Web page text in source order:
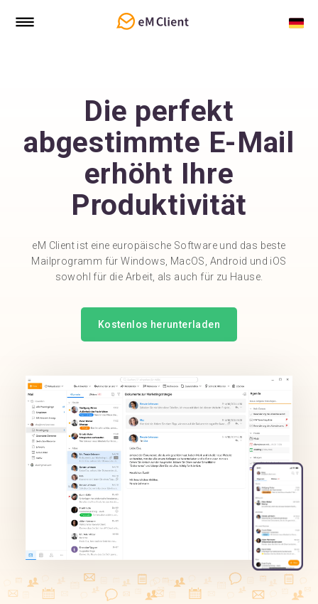
Die perfekt
abgestimmte E-Mail
erhöht Ihre
Produktivität
eM Client ist eine europäische Software und das beste
Mailprogramm für Windows, MacOS, Android und iOS
sowohl für die Arbeit, als auch für zu Hause.
Kostenlos herunterladen